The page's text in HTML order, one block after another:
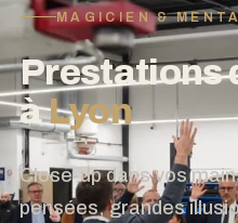
MAGICIEN &
Prestations
àLyon
Close-up dans vos
pensées, grandes